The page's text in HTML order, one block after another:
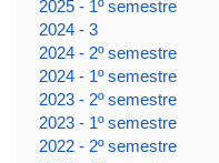
2025 - 1º semestre
2024 - 3
2024 - 2º semestre
2024 - 1º semestre
2023 - 2º semestre
2023 - 1º semestre
2022 - 2º semestre